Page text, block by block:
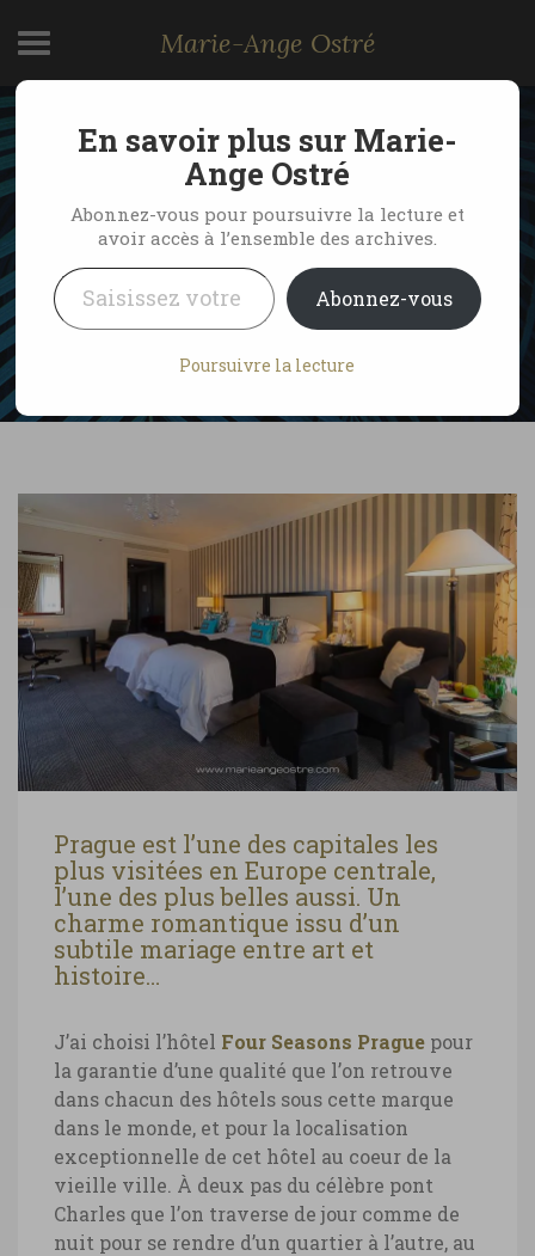
Marie-Ange Ostré
Four Seasons Prague,
élégance en Europe
centrale
Prague est l’une des capitales les
plus visitées en Europe centrale,
l’une des plus belles aussi. Un
charme romantique issu d’un
subtile mariage entre art et
histoire…
J’ai choisi l’hôtel Four Seasons Prague pour
la garantie d’une qualité que l’on retrouve
dans chacun des hôtels sous cette marque
dans le monde, et pour la localisation
exceptionnelle de cet hôtel au coeur de la
vieille ville. À deux pas du célèbre pont
Charles que l’on traverse de jour comme de
nuit pour se rendre d’un quartier à l’autre, au
En savoir plus sur Marie-
Ange Ostré
Abonnez-vous pour poursuivre la lecture et
avoir accès à l’ensemble des archives.
Saisissez votre adresse e-mail…
Abonnez-vous
Poursuivre la lecture